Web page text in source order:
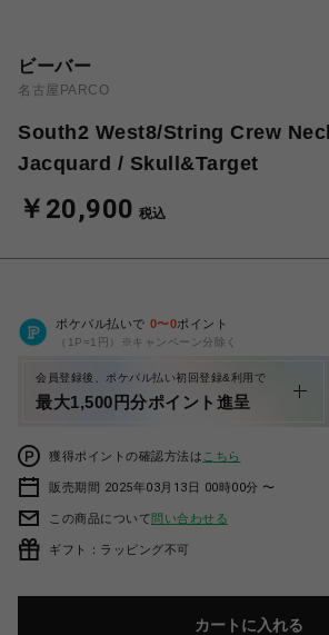
ビーバー
名古屋PARCO
South2 West8/String Crew
Jacquard / Skull&Target
￥20,900 税込
ポケパル払いで 0〜0ポイント
（1P=1円）※キャンペーン分除く
会員登録後、ポケパル払い初回登録&利用で
最大1,500円分ポイント進呈
獲得ポイントの確認方法は こちら
販売期間 2025年03月13日 00時00分 〜
この商品について問い合わせる
ギフト：ラッピング不可
カートに入れる